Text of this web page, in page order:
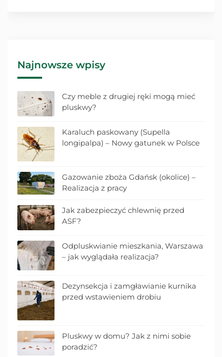
Najnowsze wpisy
Czy meble z drugiej ręki mogą mieć
pluskwy?
Karaluch paskowany (Supella
longipalpa) – Nowy gatunek w Polsce
Gazowanie zboża Gdańsk (okolice) –
Realizacja z pracy
Jak zabezpieczyć chlewnię przed
ASF?
Odpluskwianie mieszkania, Warszawa
– jak wyglądała realizacja?
Dezynsekcja i zamgławianie kurnika
przed wstawieniem drobiu
Pluskwy w domu? Jak z nimi sobie
poradzić?